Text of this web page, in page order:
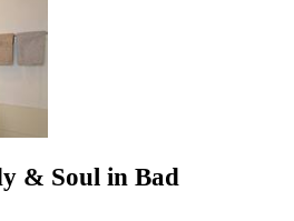
& Soul in Bad